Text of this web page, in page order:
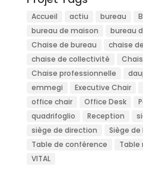
Accueil actiu bureau
bureau de maison
bureau
Chaise de bureau
chaise
chaise de collectivité
Chaise professionnelle
emmegi
Executive Chair
office chair
Office Desk
quadrifoglio
Reception
siège de direction
Siège de
Table de conférence
Table
VITAL